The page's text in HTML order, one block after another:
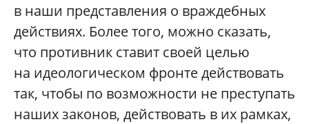
в наши представления о враждебных
действиях. Более того, можно сказать,
что противник ставит своей целью
на идеологическом фронте действовать
так, чтобы по возможности не преступать
наших законов, действовать в их рамках,